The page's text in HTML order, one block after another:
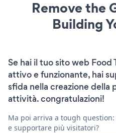
Remove the
Building
Se hai il tuo sito web
attivo e funzionante, hai
sfida nella creazione della
attività. congratulazioni!
Ma poi arriva a tough
e supportare più visitatori?